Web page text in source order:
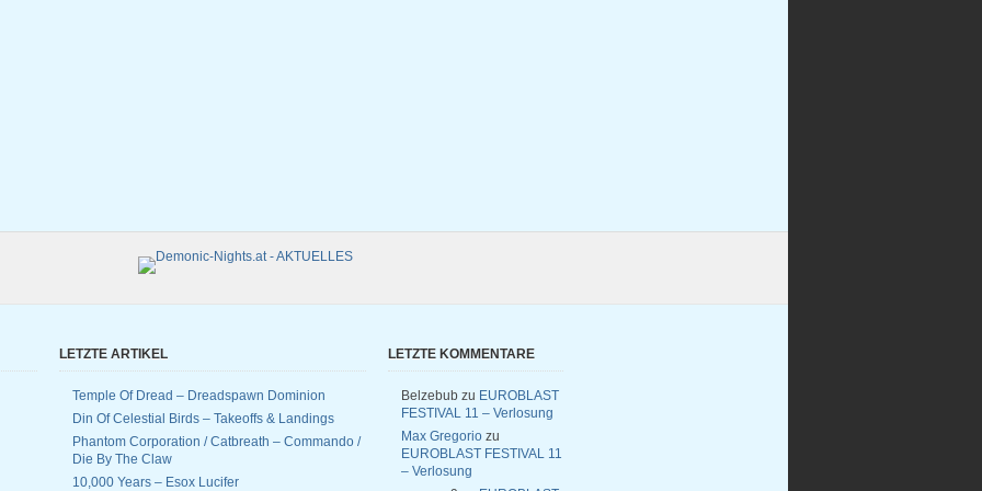
LETZTE ARTIKEL
Temple Of Dread – Dreadspawn Dominion
Din Of Celestial Birds – Takeoffs & Landings
Phantom Corporation / Catbreath – Commando /
Die By The Claw
10,000 Years – Esox Lucifer
LETZTE KOMMENTARE
Belzebub zu EUROBLAST
FESTIVAL 11 – Verlosung
Max Gregorio zu
EUROBLAST FESTIVAL 11
– Verlosung